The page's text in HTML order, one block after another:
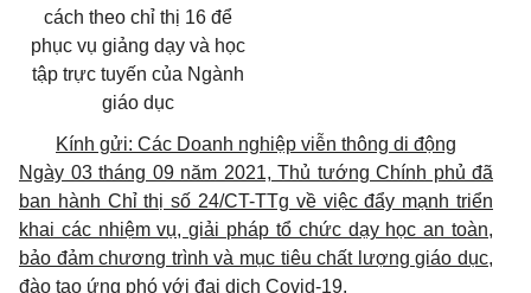
cách theo chỉ thị 16 để
phục vụ giảng dạy và học
tập trực tuyến của Ngành
giáo dục
Kính gửi: Các Doanh nghiệp viễn thông di động
Ngày 03 tháng 09 năm 2021, Thủ tướng Chính phủ đã
ban hành Chỉ thị số 24/CT-TTg về việc đẩy mạnh triển
khai các nhiệm vụ, giải pháp tổ chức dạy học an toàn,
bảo đảm chương trình và mục tiêu chất lượng giáo dục,
đào tạo ứng phó với đại dịch Covid-19.